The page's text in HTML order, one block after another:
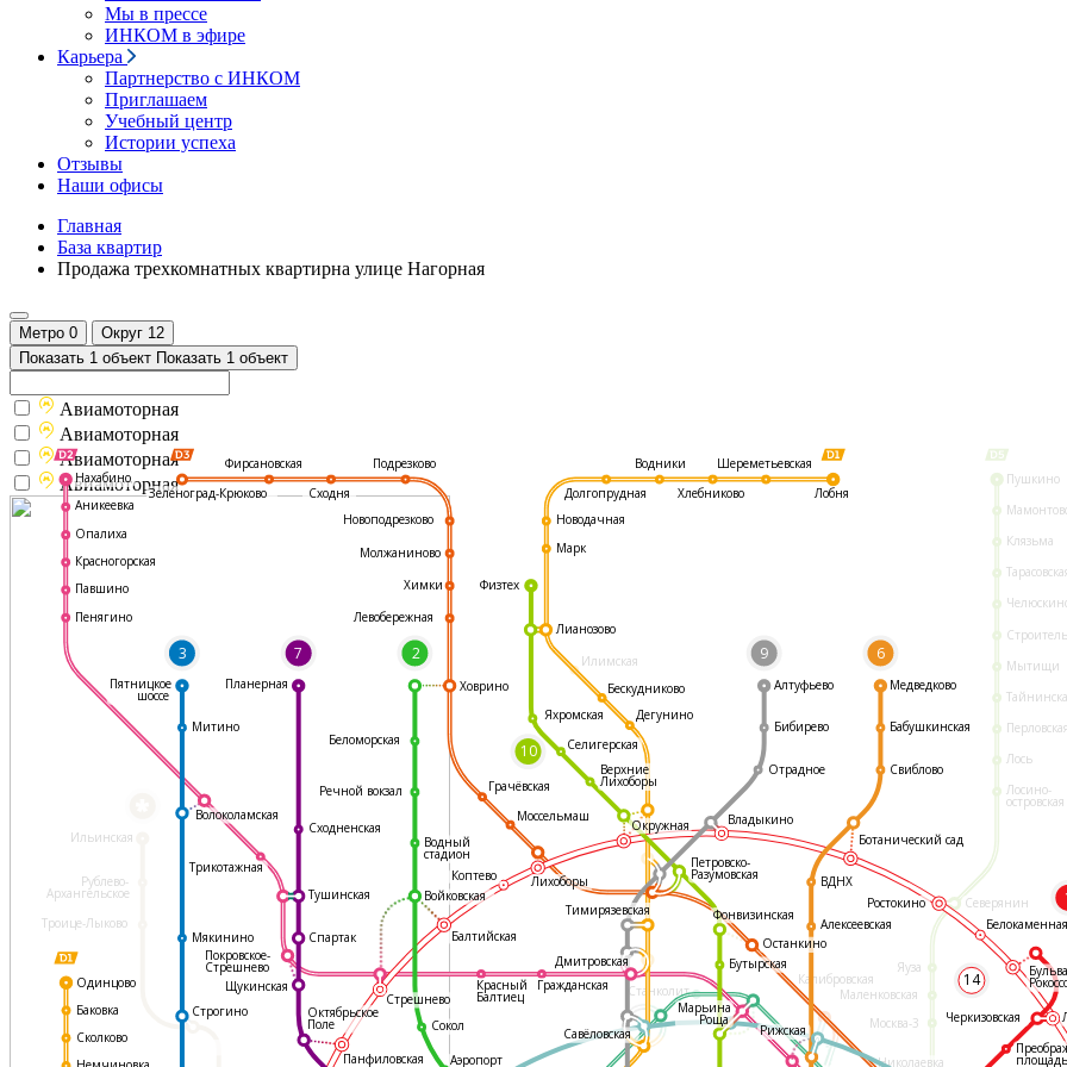
Мы в прессе
ИНКОМ в эфире
Карьера
Партнерство с ИНКОМ
Приглашаем
Учебный центр
Истории успеха
Отзывы
Наши офисы
Главная
База квартир
Продажа трехкомнатных квартирна улице Нагорная
Метро 0 Округ 12
Показать 1 объект Показать 1 объект
Илимская
Пушкино
Клязьма
Мытищи
Лось
Лосино-
островская
Северянин
Яуза
Маленковская
Москва-3
Николаевка
Ильинская
Рублево-
Архангельское
Троице-Лыково
Калибровская
Станколит
3 7
14
2 9 6
10
Фирсановская
Сходня
Подрезково
Новоподрезково
Молжаниново
Химки
Левобережная
Ховрино
Грачёвская
Моссельмаш
Останкино
Медведково
Бабушкинская
Свиблово
ВДНХ
Алексеевская
Рижская
Аэропорт
Сокол
Красный
Балтиец
Гражданская
Дмитровская
Коптево Лихоборы
Балтийская
Войковская
Водный
стадион
Сходненская
Трикотажная
Волоколамская
Тушинская
Мякинино
Строгино
Митино
Нахабино
Аникеевка
Опалиха
Красногорская
Павшино
Пенягино
Одинцово
Баковка
Сколково
Пятницкое
шоссе
Планерная
Спартак
Стрешнево
Щукинская
Октябрьское
Поле
Панфиловская
Окружная
Дегунино
Бескудниково
Верхние
Лихоборы
Селигерская
Физтех
Яхромская
Марк
Лианозово
Новодачная
Речной вокзал
Беломорская
Долгопрудная
Водники
Хлебниково
Шереметьевская
Лобня
Тимирязевская
Марьина
Роща
Савёловская
Фонвизинская
Бутырская
Петровско-
Разумовская
Покровское-
Стрешнево
Бибирево
Отрадное
Владыкино
Ботанический сад
Алтуфьево
Ростокино
Черкизовская
площадь
Зеленоград-Крюково
Авиамоторная
Авиамоторная
Авиамоторная
Авиамоторная